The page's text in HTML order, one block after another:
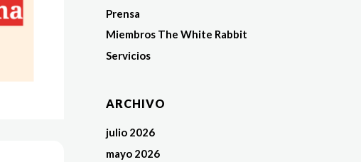
Prensa
Miembros The White Rabbit
Servicios
ARCHIVO
julio 2026
mayo 2026